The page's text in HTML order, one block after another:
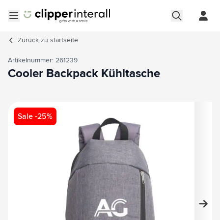
Zurück zu startseite
Sale -25%
Hauptbild
Klicken Sie, um das Bild im Vollbildmodus zu sehen
Artikelnummer: 261239
Cooler Backpack Kühltasche